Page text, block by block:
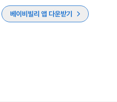
베이비빌리 앱 다운받기